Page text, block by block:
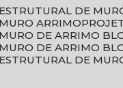
ESTRUTURAL DE
MURO ARRIMO
MURO DE ARRIMO
MURO DE ARRIMO
ESTRUTURAL DE